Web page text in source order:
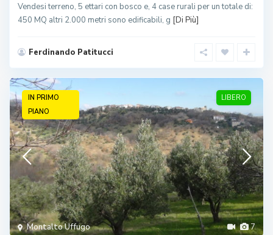
Vendesi terreno, 5 ettari con bosco e, 4 case rurali per un totale di:
450 MQ altri 2.000 metri sono edificabili, g [Di Più]
Ferdinando Patitucci
7
Montalto Uffugo
IN PRIMO
PIANO
LIBERO